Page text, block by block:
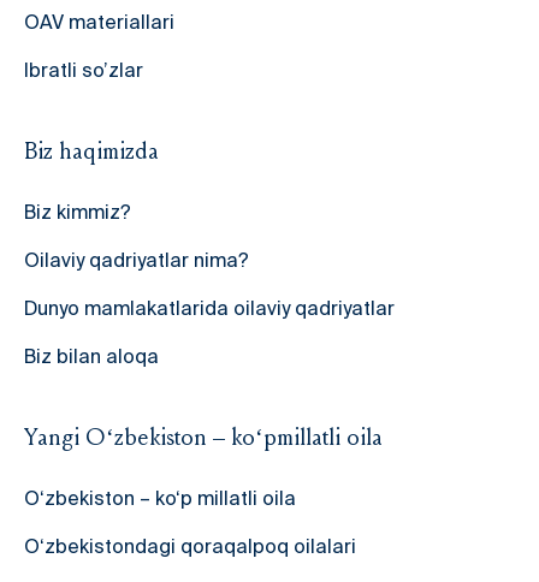
Biz haqimizda
Biz kimmiz?
Oilaviy qadriyatlar nima?
Dunyo mamlakatlarida oilaviy qadriyatlar
Biz bilan aloqa
Yangi O‘zbekiston – ko‘pmillatli oila
O‘zbekiston – ko‘p millatli oila
O‘zbekistondagi qoraqalpoq oilalari
OAV materiallari
Ibratli so’zlar